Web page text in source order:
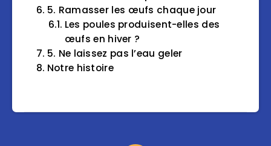
5. Ramasser les œufs chaque jour
Les poules produisent-elles des
œufs en hiver ?
5. Ne laissez pas l’eau geler
Notre histoire